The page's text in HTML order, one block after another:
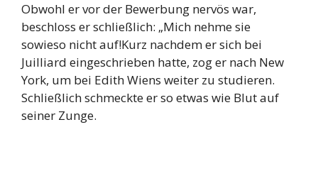
Obwohl er vor der Bewerbung nervös war,
beschloss er schließlich: „Mich nehme sie
sowieso nicht auf!Kurz nachdem er sich bei
Juilliard eingeschrieben hatte, zog er nach New
York, um bei Edith Wiens weiter zu studieren.
Schließlich schmeckte er so etwas wie Blut auf
seiner Zunge.